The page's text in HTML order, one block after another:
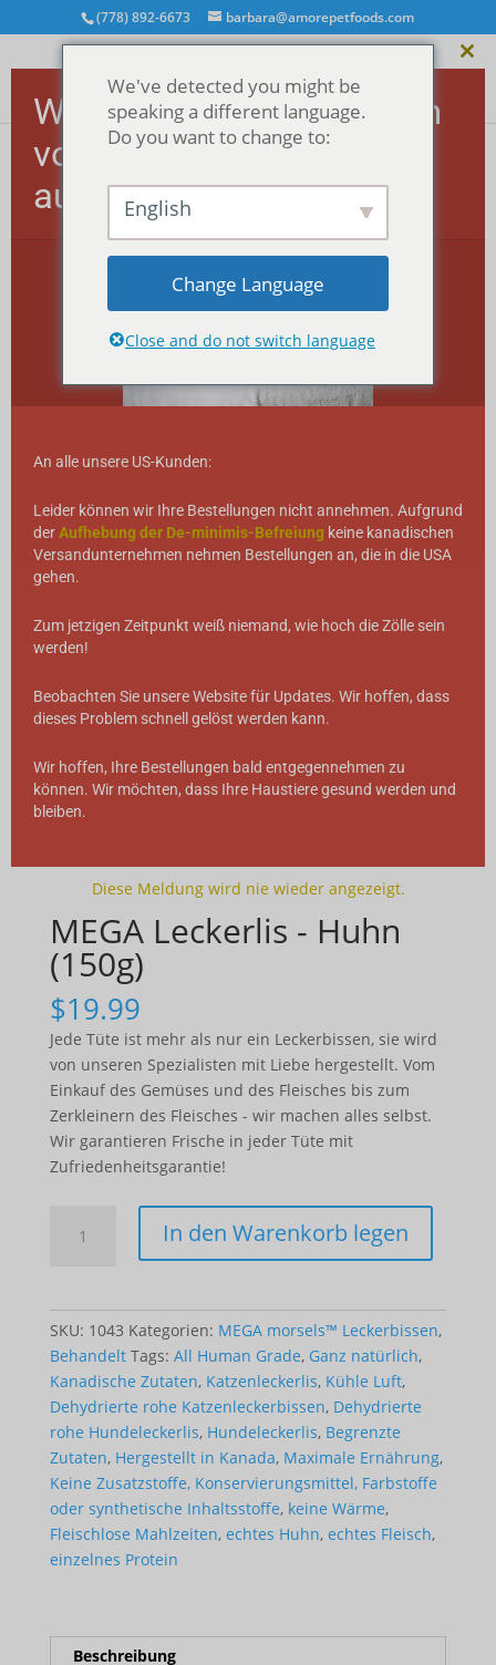
(778) 892-6673 barbara@amorepetfoods.com
Startseite / Behandelt
Leckerbissen/ MEGA Leckerlis - Huhn (150g)
MEGA Leckerlis - Huhn
(150g)
$19.99
Jede Tüte ist mehr als nur ein Leckerbissen, sie wird
von unseren Spezialisten mit Liebe hergestellt. Vom
Einkauf des Gemüses und des Fleisches bis zum
Zerkleinern des Fleisches - wir machen alles selbst.
Wir garantieren Frische in jeder Tüte mit
Zufriedenheitsgarantie!
Treats
Menge
In den Warenkorb legen
SKU: 1043 Kategorien: MEGA morsels™ Leckerbissen,
Behandelt Tags: All Human Grade, Ganz natürlich,
Kanadische Zutaten, Katzenleckerlis, Kühle Luft,
Dehydrierte rohe Katzenleckerbissen, Dehydrierte
rohe Hundeleckerlis, Hundeleckerlis, Begrenzte
Zutaten, Hergestellt in Kanada, Maximale Ernährung,
Keine Zusatzstoffe, Konservierungsmittel, Farbstoffe
oder synthetische Inhaltsstoffe, keine Wärme,
Fleischlose Mahlzeiten, echtes Huhn, echtes Fleisch,
einzelnes Protein
Beschreibung
We've detected you might be
speaking a different language.
Do you want to change to:
English
Change Language
Close and do not switch language
Wichtig! US-Bestellungen
vorübergehend
ausgesetzt.
An alle unsere US-Kunden:
Leider können wir Ihre Bestellungen nicht annehmen. Aufgrund
derAufhebung der De-minimis-Befreiung keine kanadischen
Versandunternehmen nehmen Bestellungen an, die in die USA
gehen.
Zum jetzigen Zeitpunkt weiß niemand, wie hoch die Zölle sein
werden!
Beobachten Sie unsere Website für Updates. Wir hoffen, dass
dieses Problem schnell gelöst werden kann.
Wir hoffen, Ihre Bestellungen bald entgegennehmen zu
können. Wir möchten, dass Ihre Haustiere gesund werden und
bleiben.
Diese Meldung wird nie wieder angezeigt.